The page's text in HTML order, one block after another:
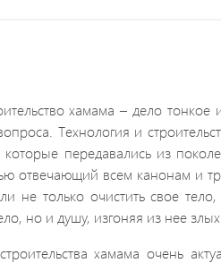
хамама – дело тонкое
Технология и
которые передавались из
отвечающий всем канонам и
не только очистить свое
но и душу, изгоняя из нее
хамама очень